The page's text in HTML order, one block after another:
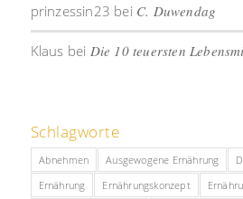
prinzessin23 bei C. Duwendag
Klaus bei Die 10 teuersten
Schlagworte
Abnehmen Ausgewogene Ernährung
Ernährung
Ernährungskonzept